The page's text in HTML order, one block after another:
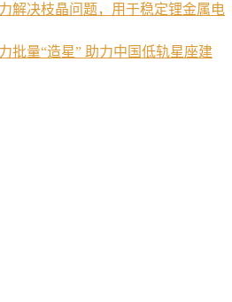
解决枝晶问题，用于稳定锂金属电
批量“造星” 助力中国低轨星座建